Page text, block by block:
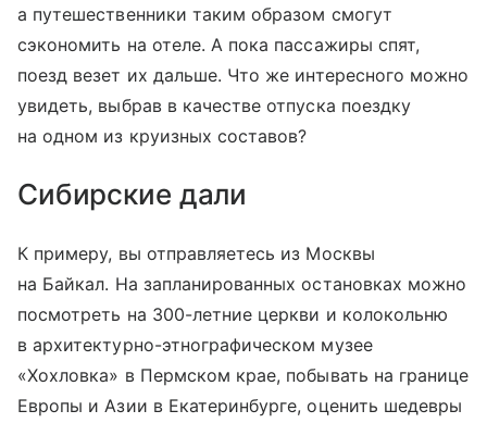
а путешественники таким образом смогут
сэкономить на отеле. А пока пассажиры спят,
поезд везет их дальше. Что же интересного можно
увидеть, выбрав в качестве отпуска поездку
на одном из круизных составов?
Сибирские дали
К примеру, вы отправляетесь из Москвы
на Байкал. На запланированных остановках можно
посмотреть на 300-летние церкви и колокольню
в архитектурно-этнографическом музее
«Хохловка» в Пермском крае, побывать на границе
Европы и Азии в Екатеринбурге, оценить шедевры